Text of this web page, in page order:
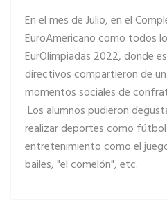
En el mes de Julio, en el
EuroAmericano como todos
EurOlimpiadas 2022, donde
directivos compartieron de
momentos sociales de
Los alumnos pudieron
realizar deportes como
entretenimiento como el
bailes, "el comelón", etc.
LEER MÁS…